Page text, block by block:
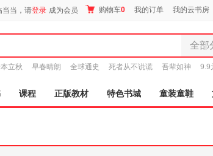
当当，请登录 成为会员 购物车0 我的订单 我的云书房
全部
全部
图书
电子书
立秋 早春晴朗 全球通史 死者从不说谎 吾辈如神 9.9
课程 正版教材 特色书城 童装童鞋